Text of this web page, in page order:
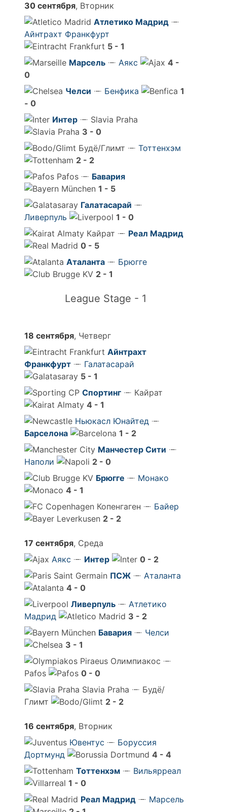
30 сентября, Вторник
Атлетико Мадрид
Айнтрахт Франкфурт
5 - 1
Марсель
Аякс
4 -
0
Челси
Бенфика
1
- 0
Интер
Slavia Praha
3 - 0
Будё/Глимт
Тоттенхэм
2 - 2
Pafos
Бавария
1 - 5
Галатасарай
Ливерпуль
1 - 0
Кайрат
Реал Мадрид
0 - 5
Аталанта
Брюгге
2 - 1
League Stage - 1
18 сентября, Четверг
Айнтрахт
Франкфурт
Галатасарай
5 - 1
Спортинг
Кайрат
4 - 1
Ньюкасл Юнайтед
Барселона
1 - 2
Манчестер Сити
Наполи
2 - 0
Брюгге
Монако
4 - 1
Копенгаген
Байер
2 - 2
17 сентября, Среда
Аякс
Интер
0 - 2
ПСЖ
Аталанта
4 - 0
Ливерпуль
Атлетико
Мадрид
3 - 2
Бавария
Челси
3 - 1
Олимпиакос
Pafos
0 - 0
Slavia Praha
Будё/
Глимт
2 - 2
16 сентября, Вторник
Ювентус
Боруссия
Дортмунд
4 - 4
Тоттенхэм
Вильярреал
1 - 0
Реал Мадрид
Марсель